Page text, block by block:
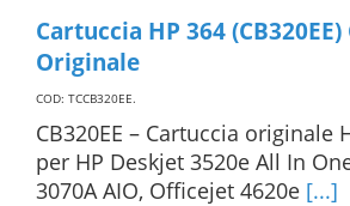
Cartuccia HP 364
Originale
COD: TCCB320EE.
CB320EE – Cartuccia originale
per HP Deskjet 3520e All In
3070A AIO, Officejet 4620e [...]